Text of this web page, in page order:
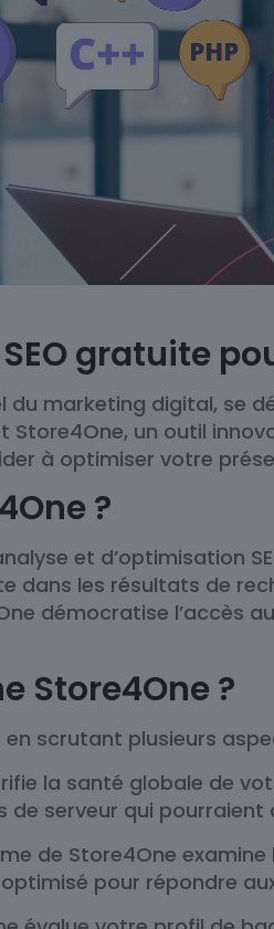
gratuite
marketing digital, se
Store4One, un outil
à optimiser votre
?
et d’optimisation
dans les résultats de
démocratise l’accès
Store4One ?
scrutant plusieurs
la santé globale de
de serveur qui
de Store4One
pour répondre